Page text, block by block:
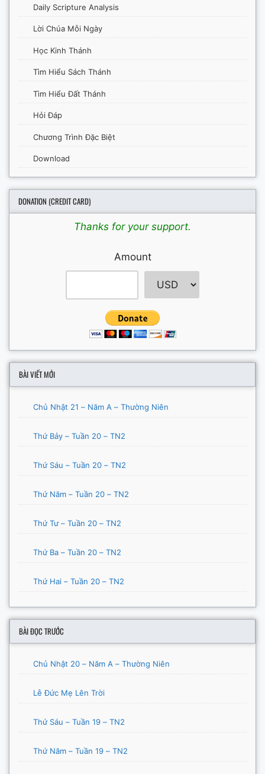
Daily Scripture Analysis
Lời Chúa Mỗi Ngày
Học Kinh Thánh
Tìm Hiểu Sách Thánh
Tìm Hiểu Đất Thánh
Hỏi Đáp
Chương Trình Đặc Biệt
Download
DONATION (CREDIT CARD)
Thanks for your support.
Amount
BÀI VIẾT MỚI
Chủ Nhật 21 – Năm A – Thường Niên
Thứ Bảy – Tuần 20 – TN2
Thứ Sáu – Tuần 20 – TN2
Thứ Năm – Tuần 20 – TN2
Thứ Tư – Tuần 20 – TN2
Thứ Ba – Tuần 20 – TN2
Thứ Hai – Tuần 20 – TN2
BÀI ĐỌC TRƯỚC
Chủ Nhật 20 – Năm A – Thường Niên
Lễ Đức Mẹ Lên Trời
Thứ Sáu – Tuần 19 – TN2
Thứ Năm – Tuần 19 – TN2